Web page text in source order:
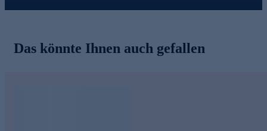
Das könnte Ihnen auch gefallen